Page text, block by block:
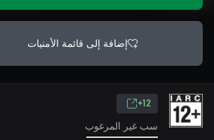
إضافة إلى قائمة الأمنيات
12+
سب غير المرغوب